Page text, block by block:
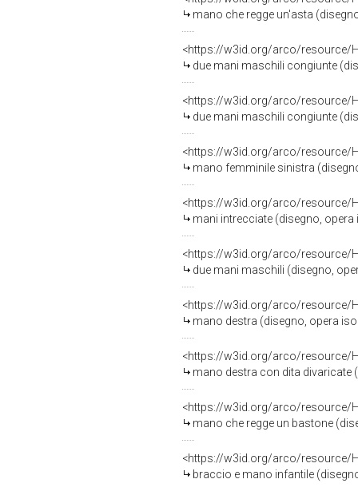
mano che regge un'asta
<https://w3id.org/arco/resource/
due mani maschili congiunte
<https://w3id.org/arco/resource/
due mani maschili congiunte
<https://w3id.org/arco/resource/
mano femminile sinistra
<https://w3id.org/arco/resource/
mani intrecciate (disegno, opera
<https://w3id.org/arco/resource/
due mani maschili (disegno,
<https://w3id.org/arco/resource/
mano destra (disegno, opera
<https://w3id.org/arco/resource/
mano destra con dita divaricate
<https://w3id.org/arco/resource/
mano che regge un bastone
<https://w3id.org/arco/resource/
braccio e mano infantile